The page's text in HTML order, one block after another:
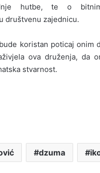
hutbe, te o
društvenu zajednicu.
koristan poticaj onim
ova druženja, da
stvarnost.
dzuma